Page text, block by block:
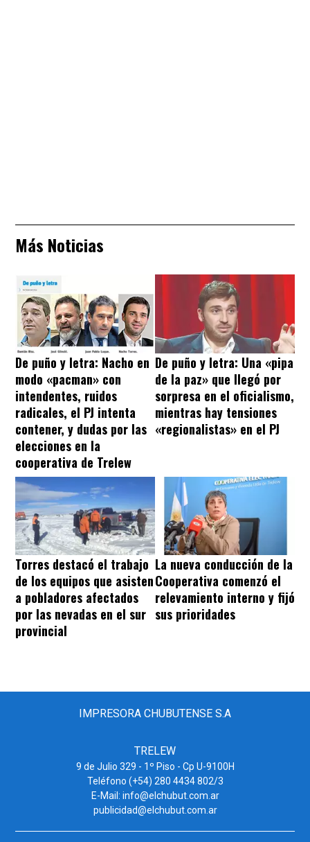
Más Noticias
De puño y letra: Nacho en
modo «pacman» con
intendentes, ruidos
radicales, el PJ intenta
contener, y dudas por las
elecciones en la
cooperativa de Trelew
De puño y letra: Una «pipa
de la paz» que llegó por
sorpresa en el oficialismo,
mientras hay tensiones
«regionalistas» en el PJ
Torres destacó el trabajo
de los equipos que asisten
a pobladores afectados
por las nevadas en el sur
provincial
La nueva conducción de la
Cooperativa comenzó el
relevamiento interno y fijó
sus prioridades
IMPRESORA CHUBUTENSE S.A
TRELEW
9 de Julio 329 - 1º Piso - Cp U-9100H
Teléfono (+54) 280 4434 802/3
E-Mail: info@elchubut.com.ar
publicidad@elchubut.com.ar